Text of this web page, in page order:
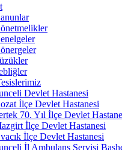
Devlet Hastanesi
İlçe Devlet Hastanesi
70. Yıl İlçe Devlet
İlçe Devlet Hastanesi
İlçe Devlet Hastanesi
İl Ambulans Servisi